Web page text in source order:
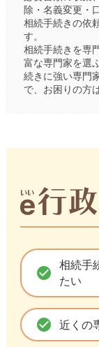
除・名義変更・
相続手続きの依
す。
相続手続きを専
富な専門家を選
続きに強い専門
で、お困りの方
check_circle 相続手
たい
check_circle 近くの